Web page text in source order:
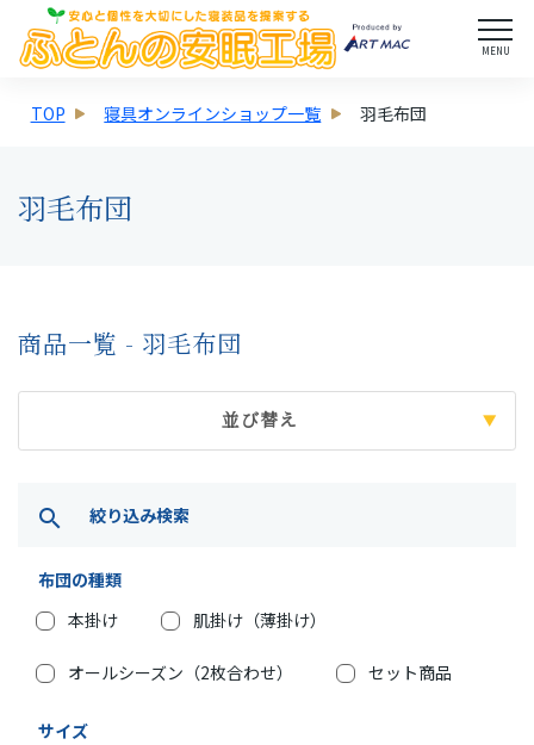
MENU
TOP 寝具オンラインショップ一覧 羽毛布団
羽毛布団
商品一覧 - 羽毛布団
並び替え
search 絞り込み検索
布団の種類
本掛け
肌掛け（薄掛け）
オールシーズン（2枚合わせ） セット商品
サイズ